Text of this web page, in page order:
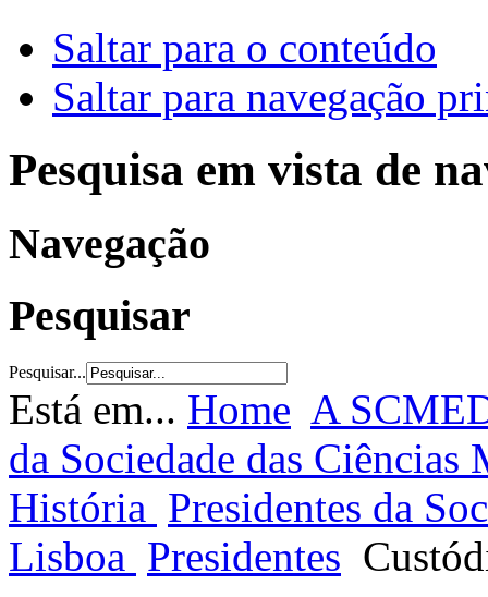
Saltar para o conteúdo
Saltar para navegação
Pesquisa em vista de
Navegação
Pesquisar
Pesquisar...
Está em... Home A
da Sociedade das Ciências
História Presidentes da
Lisboa Presidentes